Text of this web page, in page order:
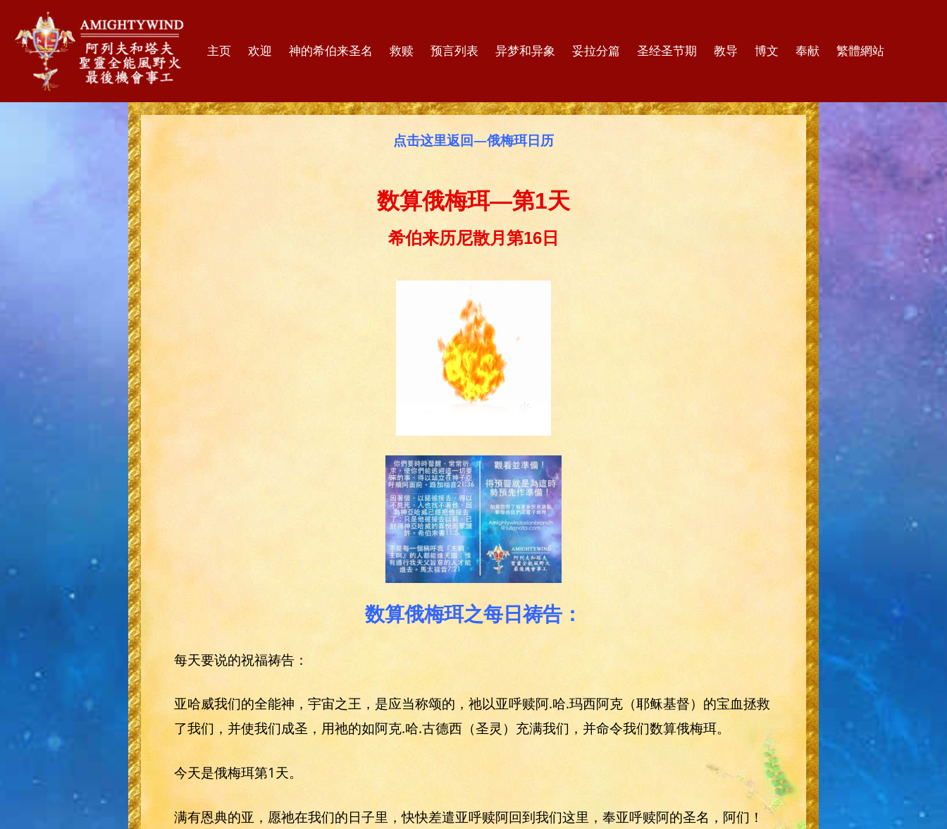
主页 欢迎 神的希伯来圣名 救赎 预言列表 异梦和异象 妥拉分篇 圣经圣节期 教导 博文 奉献 繁體網站
点击这里返回—俄梅珥日历
数算俄梅珥—第1天
希伯来历尼散月第16日
数算俄梅珥之每日祷告：
每天要说的祝福祷告：
亚哈威我们的全能神，宇宙之王，是应当称颂的，祂以亚呼赎阿.哈.玛西阿克（耶稣基督）的宝血拯救
了我们，并使我们成圣，用祂的如阿克.哈.古德西（圣灵）充满我们，并命令我们数算俄梅珥。
今天是俄梅珥第1天。
满有恩典的亚，愿祂在我们的日子里，快快差遣亚呼赎阿回到我们这里，奉亚呼赎阿的圣名，阿们！